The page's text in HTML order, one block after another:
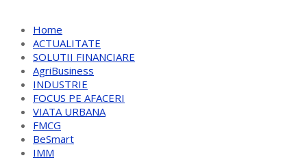
Home
ACTUALITATE
SOLUTII FINANCIARE
AgriBusiness
INDUSTRIE
FOCUS PE AFACERI
VIATA URBANA
FMCG
BeSmart
IMM